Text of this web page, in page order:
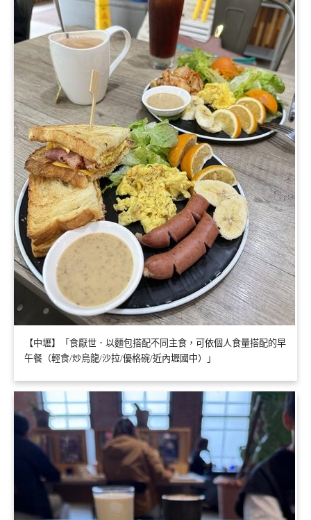
【中壢】「食厭世．以麵包搭配不同主食，可依個人食量搭配的早
午餐（輕食/炒烏龍/沙拉/優格碗/近內壢國中）」